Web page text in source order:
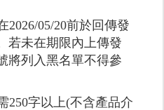
2026/05/20前於回傳發
若未在期限內上傳發
將列入黑名單不得參
250字以上(不含產品介